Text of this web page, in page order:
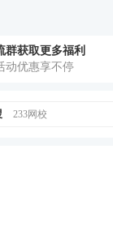
及相关专业
2年。
群获取更多福利
动优惠享不停
233网校